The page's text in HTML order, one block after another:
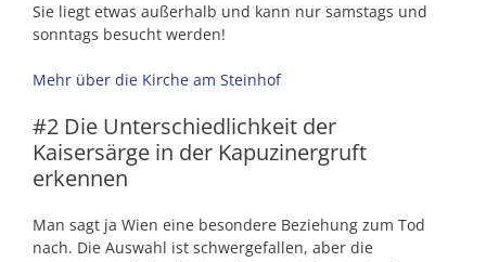
Sie liegt etwas außerhalb und kann nur samstags und
sonntags besucht werden!
Mehr über die Kirche am Steinhof
#2 Die Unterschiedlichkeit der
Kaisersärge in der Kapuzinergruft
erkennen
Man sagt ja Wien eine besondere Beziehung zum Tod
nach. Die Auswahl ist schwergefallen, aber die